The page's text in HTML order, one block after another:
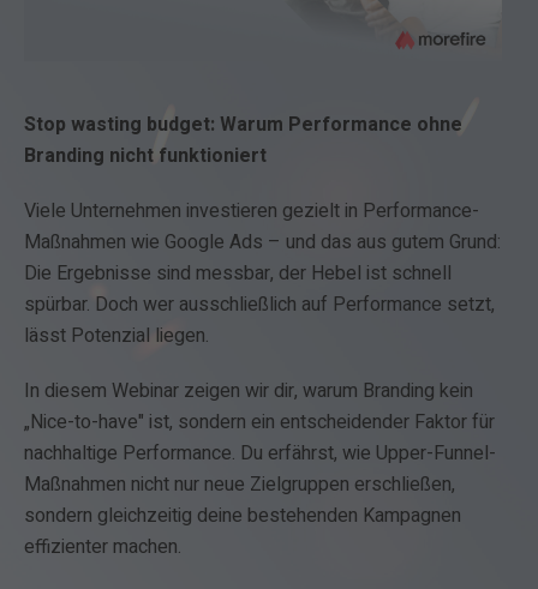
Stop wasting budget: Warum Performance ohne
Branding nicht funktioniert
Viele Unternehmen investieren gezielt in Performance-
Maßnahmen wie Google Ads – und das aus gutem Grund:
Die Ergebnisse sind messbar, der Hebel ist schnell
spürbar. Doch wer ausschließlich auf Performance setzt,
lässt Potenzial liegen.
In diesem Webinar zeigen wir dir, warum Branding kein
„Nice-to-have" ist, sondern ein entscheidender Faktor für
nachhaltige Performance. Du erfährst, wie Upper-Funnel-
Maßnahmen nicht nur neue Zielgruppen erschließen,
sondern gleichzeitig deine bestehenden Kampagnen
effizienter machen.